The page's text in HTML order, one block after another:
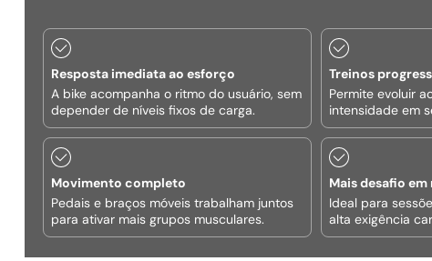
Resposta imediata ao esforço
A bike acompanha o ritmo do usuário, sem
depender de níveis fixos de carga.
Treinos
Permite evoluir
intensidade em
Movimento completo
Pedais e braços móveis trabalham juntos
para ativar mais grupos musculares.
Mais desafio
Ideal para
alta exigência